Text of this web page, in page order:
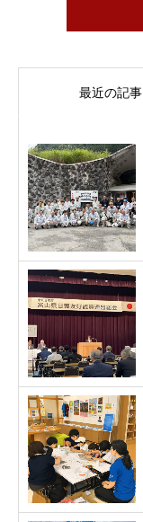
最近の記事